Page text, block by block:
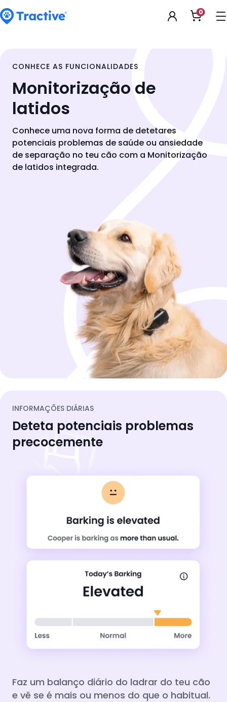
Accessibility
Statement
Abrir
0
CONHECE AS FUNCIONALIDADES
Monitorização de
latidos
Conhece uma nova forma de detetares
potenciais problemas de saúde ou ansiedade
de separação no teu cão com a Monitorização
de latidos integrada.
INFORMAÇÕES DIÁRIAS
Deteta potenciais problemas
precocemente
Faz um balanço diário do ladrar do teu cão
e vê se é mais ou menos do que o habitual.